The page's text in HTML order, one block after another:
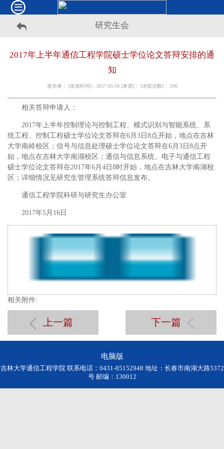
研究生会
2017年上半年通信工程学院硕士学位论文答辩安排的通
知
发布者： [发表时间]：2017-05-16 [来源]： [浏览次数]： 296
相关答辩申请人：
2017年上半年控制理论与控制工程、模式识别与智能系统、系
统工程、控制工程硕士学位论文答辩在6月3日8点开始，地点在吉林
大学南岭校区；信号与信息处理硕士学位论文答辩在6月3日8点开
始，地点在吉林大学南湖校区；通信与信息系统、电子与通信工程
硕士学位论文答辩在2017年6月4日8时开始，地点在吉林大学南湖校
区；详细情况见研究生管理系统答辩信息发布。
通信工程学院科研与研究生办公室
2017年5月16日
相关附件:
上一篇 下一篇
电脑版
吉林大学通信工程学院 联系电话：0431-85152948 地址：长春市南湖大路5372
号 邮编：130012